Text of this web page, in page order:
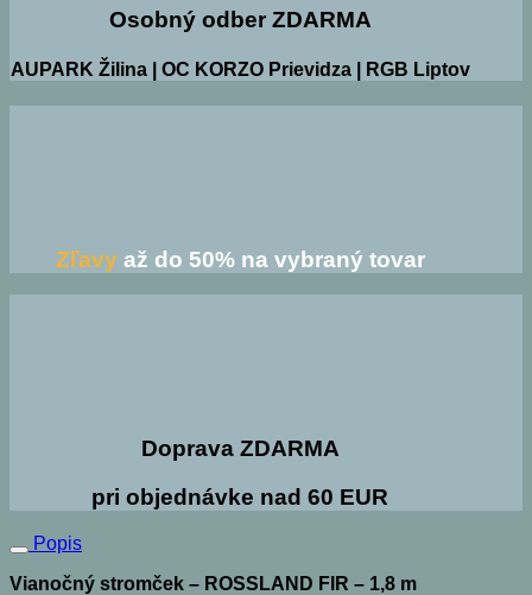
Osobný odber ZDARMA
AUPARK Žilina | OC KORZO Prievidza | RGB Liptov
Zľavyaž do 50% na vybraný tovar
Doprava ZDARMA
pri objednávke nad 60 EUR
Popis
Vianočný stromček – ROSSLAND FIR – 1,8 m